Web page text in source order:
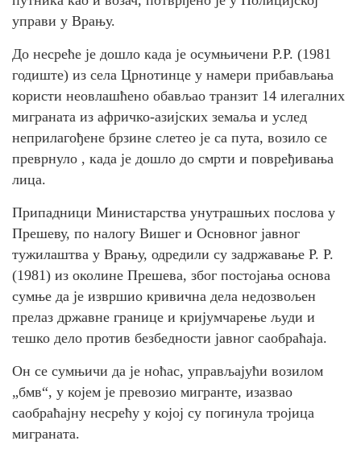
управи у Врању.
До несреће је дошло када је осумњичени Р.Р. (1981
годиште) из села Црнотинце у намери прибављања
користи неовлашћено обављао транзит 14 илегалних
миграната из афричко-азијских земаља и услед
неприлагођене брзине слетео је са пута, возило се
преврнуло , када је дошло до смрти и повређивања
лица.
Припадници Министарства унутрашњих послова у
Прешеву, по налогу Вишег и Основног јавног
тужилаштва у Врању, одредили су задржавање Р. Р.
(1981) из околине Прешева, због постојања основа
сумње да је извршио кривична дела недозвољен
прелаз државне границе и кријумчарење људи и
тешко дело против безбедности јавног саобраћаја.
Он се сумњичи да је ноћас, управљајући возилом
„бмв“, у којем је превозио мигранте, изазвао
саобраћајну несрећу у којој су погинула тројица
миграната.